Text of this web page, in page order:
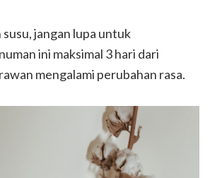
jangan lupa untuk
ini maksimal 3 hari dari
mengalami perubahan rasa.